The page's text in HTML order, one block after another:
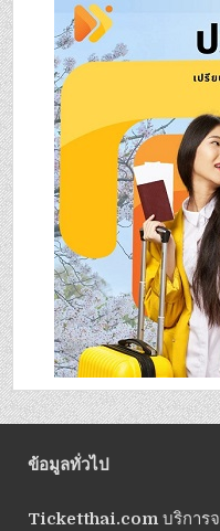
ข้อมูลทั่วไป
Ticketthai.comบริการ